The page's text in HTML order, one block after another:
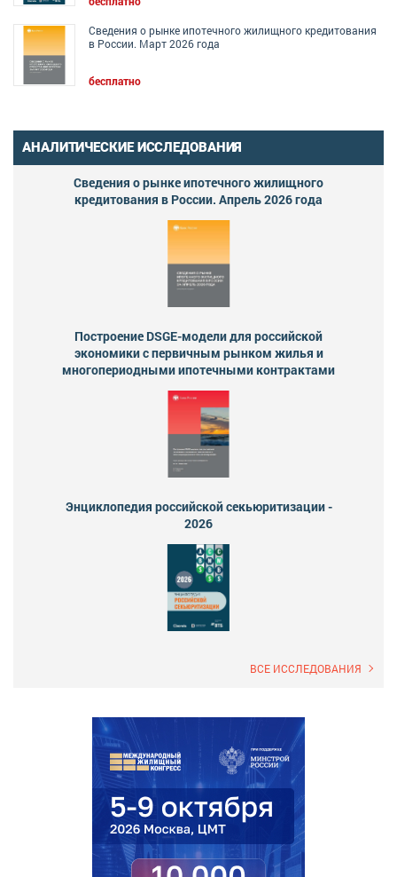
Сведения о рынке ипотечного жилищного кредитования
в России. Март 2026 года
бесплатно
АНАЛИТИЧЕСКИЕ ИССЛЕДОВАНИЯ
Сведения о рынке ипотечного жилищного
кредитования в России. Апрель 2026 года
Построение DSGE-модели для российской
экономики с первичным рынком жилья и
многопериодными ипотечными контрактами
Энциклопедия российской секьюритизации -
2026
ВСЕ ИССЛЕДОВАНИЯ